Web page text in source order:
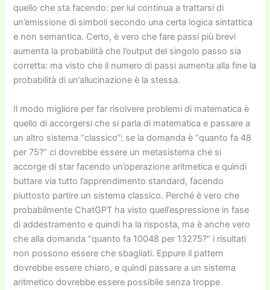
quello che sta facendo: per lui continua a trattarsi di
un’emissione di simboli secondo una certa logica sintattica
e non semantica. Certo, è vero che fare passi più brevi
aumenta la probabilità che l’output del singolo passo sia
corretta: ma visto che il numero di passi aumenta alla fine la
probabilità di un’allucinazione è la stessa.
Il modo migliore per far risolvere problemi di matematica è
quello di accorgersi che si parla di matematica e passare a
un altro sistema “classico”: se la domanda è “quanto fa 48
per 75?” ci dovrebbe essere un metasistema che si
accorge di star facendo un’operazione aritmetica e quindi
buttare via tutto l’apprendimento standard, facendo
piuttosto partire un sistema classico. Perché è vero che
probabilmente ChatGPT ha visto quell’espressione in fase
di addestramento e quindi ha la risposta, ma è anche vero
che alla domanda “quanto fa 10048 per 13275?” i risultati
non possono essere che sbagliati. Eppure il pattern
dovrebbe essere chiaro, e quindi passare a un sistema
aritmetico dovrebbe essere possibile senza troppe